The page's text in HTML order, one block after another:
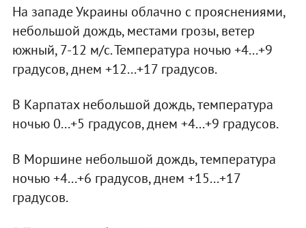
На западе Украины облачно с прояснениями,
небольшой дождь, местами грозы, ветер
южный, 7-12 м/с. Температура ночью +4...+9
градусов, днем +12...+17 градусов.
В Карпатах небольшой дождь, температура
ночью 0...+5 градусов, днем +4...+9 градусов.
В Моршине небольшой дождь, температура
ночью +4...+6 градусов, днем +15...+17
градусов.